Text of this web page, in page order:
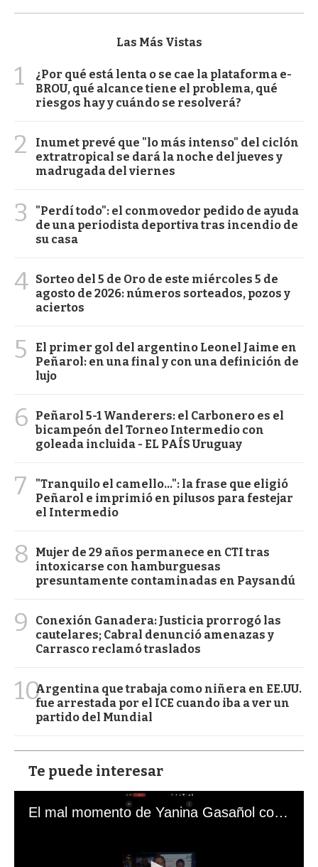
Las Más Vistas
1
¿Por qué está lenta o se cae la plataforma e-
BROU, qué alcance tiene el problema, qué
riesgos hay y cuándo se resolverá?
2
Inumet prevé que "lo más intenso" del ciclón
extratropical se dará la noche del jueves y
madrugada del viernes
3
"Perdí todo": el conmovedor pedido de ayuda
de una periodista deportiva tras incendio de
su casa
4 Sorteo del 5 de Oro de este miércoles 5 de
agosto de 2026: números sorteados, pozos y
aciertos
5
El primer gol del argentino Leonel Jaime en
Peñarol: en una final y con una definición de
lujo
6
Peñarol 5-1 Wanderers: el Carbonero es el
bicampeón del Torneo Intermedio con
goleada incluida - EL PAÍS Uruguay
7
"Tranquilo el camello...": la frase que eligió
Peñarol e imprimió en pilusos para festejar
el Intermedio
8
Mujer de 29 años permanece en CTI tras
intoxicarse con hamburguesas
presuntamente contaminadas en Paysandú
9
Conexión Ganadera: Justicia prorrogó las
cautelares; Cabral denunció amenazas y
Carrasco reclamó traslados
10Argentina que trabaja como niñera en EE.UU.
fue arrestada por el ICE cuando iba a ver un
partido del Mundial
Te puede interesar
El mal momento de Yanina Gasañol con un hincha argentino en "Subrayado"